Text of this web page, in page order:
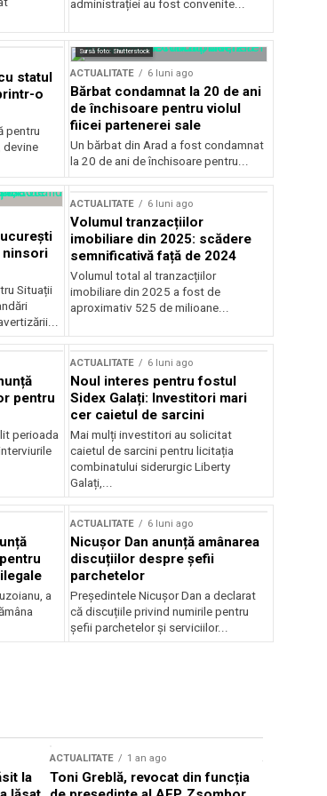
administrației au fost convenite...
statul
o
pentru
devine
Sursă foto: Shutterstock
ACTUALITATE 6 luni ago
Bărbat condamnat la 20 de ani
de închisoare pentru violul
fiicei partenerei sale
Un bărbat din Arad a fost condamnat
la 20 de ani de închisoare pentru...
ninsori
Situații
ACTUALITATE 6 luni ago
Volumul tranzacțiilor
imobiliare din 2025: scădere
semnificativă față de 2024
Volumul total al tranzacțiilor
imobiliare din 2025 a fost de
aproximativ 525 de milioane...
pentru
perioada
ACTUALITATE 6 luni ago
Noul interes pentru fostul
Sidex Galați: Investitori mari
cer caietul de sarcini
Mai mulți investitori au solicitat
caietul de sarcini pentru licitația
combinatului siderurgic Liberty
Galați,...
a
ACTUALITATE 6 luni ago
Nicușor Dan anunță amânarea
discuțiilor despre șefii
parchetelor
Președintele Nicușor Dan a declarat
că discuțiile privind numirile pentru
șefii parchetelor și serviciilor...
la
ACTUALITATE 1 an ago
Toni Greblă, revocat din funcția